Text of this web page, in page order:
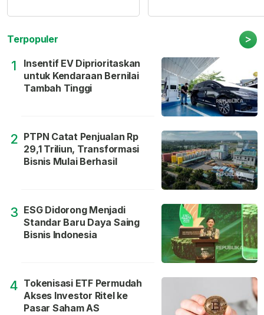
Terpopuler >
1
Insentif EV Diprioritaskan
untuk Kendaraan Bernilai
Tambah Tinggi
2 PTPN Catat Penjualan Rp
29,1 Triliun, Transformasi
Bisnis Mulai Berhasil
3 ESG Didorong Menjadi
Standar Baru Daya Saing
Bisnis Indonesia
4 Tokenisasi ETF Permudah
Akses Investor Ritel ke
Pasar Saham AS